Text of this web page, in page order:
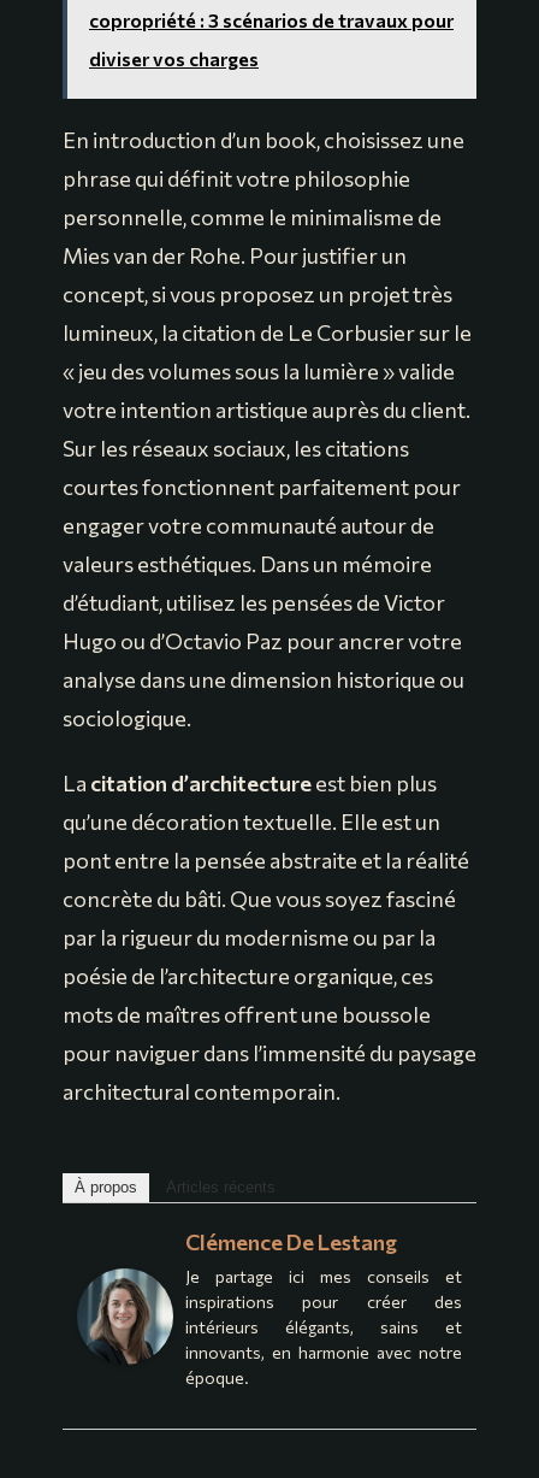
copropriété : 3 scénarios de travaux pour
diviser vos charges
En introduction d’un book, choisissez une
phrase qui définit votre philosophie
personnelle, comme le minimalisme de
Mies van der Rohe. Pour justifier un
concept, si vous proposez un projet très
lumineux, la citation de Le Corbusier sur le
« jeu des volumes sous la lumière » valide
votre intention artistique auprès du client.
Sur les réseaux sociaux, les citations
courtes fonctionnent parfaitement pour
engager votre communauté autour de
valeurs esthétiques. Dans un mémoire
d’étudiant, utilisez les pensées de Victor
Hugo ou d’Octavio Paz pour ancrer votre
analyse dans une dimension historique ou
sociologique.
La citation d’architectureest bien plus
qu’une décoration textuelle. Elle est un
pont entre la pensée abstraite et la réalité
concrète du bâti. Que vous soyez fasciné
par la rigueur du modernisme ou par la
poésie de l’architecture organique, ces
mots de maîtres offrent une boussole
pour naviguer dans l’immensité du paysage
architectural contemporain.
À propos Articles récents
Clémence De Lestang
Je partage ici mes conseils et
inspirations pour créer des
intérieurs élégants, sains et
innovants, en harmonie avec notre
époque.